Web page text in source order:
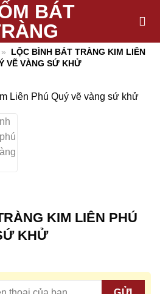
»
LỘC BÌNH BÁT TRÀNG KIM LIÊN
VẼ VÀNG SỨ KHỬ
KIM LIÊN PHÚ
KHỬ